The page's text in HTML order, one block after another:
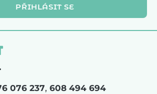
PŘIHLÁSIT SE
076 237, 608 494 694